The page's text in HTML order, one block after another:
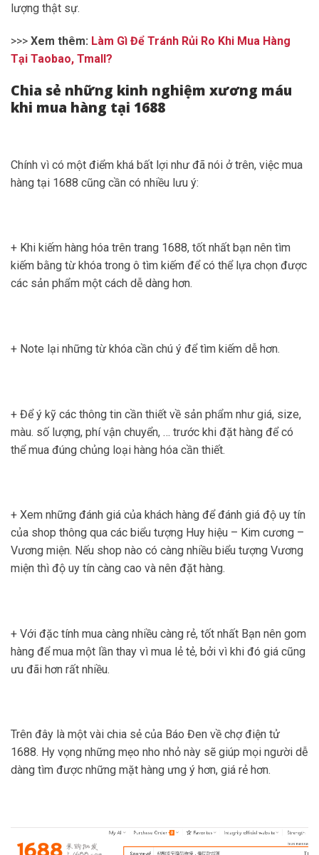
lượng thật sự.
>>> Xem thêm: Làm Gì Để Tránh Rủi Ro Khi Mua Hàng
Tại Taobao, Tmall?
Chia sẻ những kinh nghiệm xương máu
khi mua hàng tại 1688
Chính vì có một điểm khá bất lợi như đã nói ở trên, việc mua
hàng tại 1688 cũng cần có nhiều lưu ý:
+ Khi kiếm hàng hóa trên trang 1688, tốt nhất bạn nên tìm
kiếm bằng từ khóa trong ô tìm kiếm để có thể lựa chọn được
các sản phẩm một cách dễ dàng hơn.
+ Note lại những từ khóa cần chú ý để tìm kiếm dễ hơn.
+ Để ý kỹ các thông tin cần thiết về sản phẩm như giá, size,
màu. số lượng, phí vận chuyển, … trước khi đặt hàng để có
thể mua đúng chủng loại hàng hóa cần thiết.
+ Xem những đánh giá của khách hàng để đánh giá độ uy tín
của shop thông qua các biểu tượng Huy hiệu – Kim cương –
Vương miện. Nếu shop nào có càng nhiều biểu tượng Vương
miện thì độ uy tín càng cao và nên đặt hàng.
+ Với đặc tính mua càng nhiều càng rẻ, tốt nhất Bạn nên gom
hàng để mua một lần thay vì mua lẻ tẻ, bởi vì khi đó giá cũng
ưu đãi hơn rất nhiều.
Trên đây là một vài chia sẻ của Báo Đen về chợ điện tử
1688. Hy vọng những mẹo nho nhỏ này sẽ giúp mọi người dễ
dàng tìm được những mặt hàng ưng ý hơn, giá rẻ hơn.